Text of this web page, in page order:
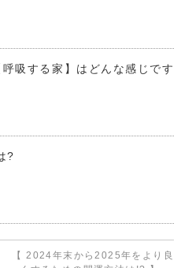
呼吸する家】はどんな感じです
?
【 2024年末から2025年をより良